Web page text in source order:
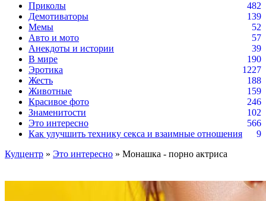
Приколы
482
Демотиваторы
139
Мемы
52
Авто и мото
57
Анекдоты и истории
39
В мире
190
Эротика
1227
Жесть
188
Животные
159
Красивое фото
246
Знаменитости
102
Это интересно
566
Как улучшить технику секса и взаимные отношения
9
Кулцентр » Это интересно » Монашка - порно актриса